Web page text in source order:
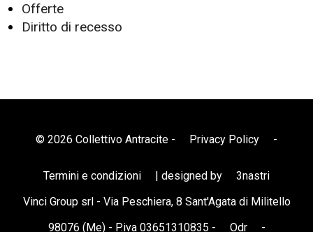
Offerte
Diritto di recesso
© 2026 Collettivo Antracite - Privacy Policy -
Termini e condizioni | designed by
3nastri
Vinci Group srl - Via Peschiera, 8 Sant'Agata di Militello
98076 (Me) - P.iva 03651310835 -
Odr -